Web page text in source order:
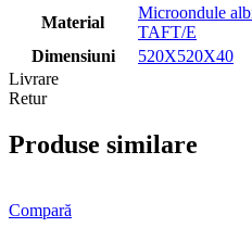
Material
Microondule
TAFT/E
Dimensiuni
520X520X40
Livrare
Retur
Produse similare
Compară